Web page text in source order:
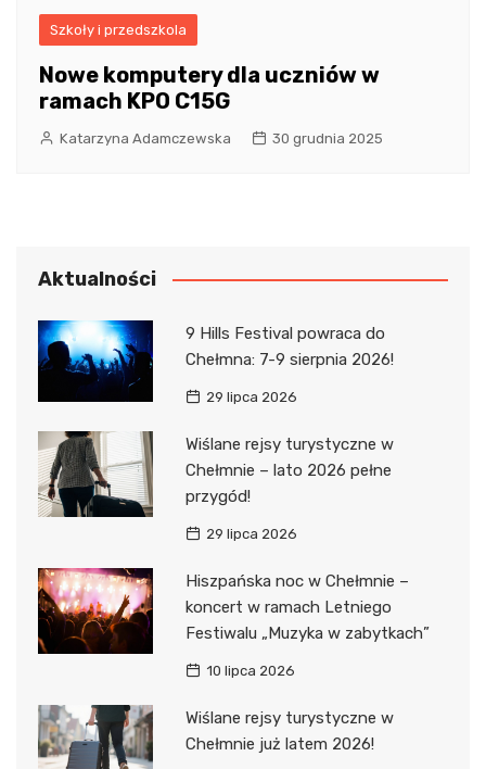
Szkoły i przedszkola
Nowe komputery dla uczniów w
ramach KPO C15G
Katarzyna Adamczewska 30 grudnia 2025
Aktualności
9 Hills Festival powraca do
Chełmna: 7-9 sierpnia 2026!
29 lipca 2026
Wiślane rejsy turystyczne w
Chełmnie – lato 2026 pełne
przygód!
29 lipca 2026
Hiszpańska noc w Chełmnie –
koncert w ramach Letniego
Festiwalu „Muzyka w zabytkach”
10 lipca 2026
Wiślane rejsy turystyczne w
Chełmnie już latem 2026!